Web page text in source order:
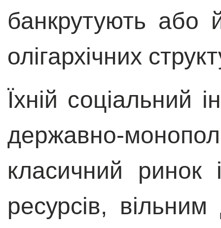
банкрутують або
олігархічних
Їхній соціальний
державно-
класичний ринок
ресурсів,